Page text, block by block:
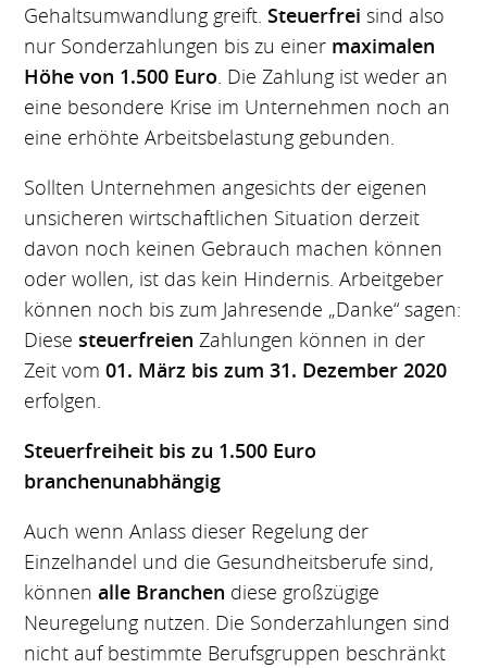
Gehaltsumwandlung greift.Steuerfrei sind also
nur Sonderzahlungen bis zu einer maximalen
Höhe von 1.500 Euro. Die Zahlung ist weder an
eine besondere Krise im Unternehmen noch an
eine erhöhte Arbeitsbelastung gebunden.
Sollten Unternehmen angesichts der eigenen
unsicheren wirtschaftlichen Situation derzeit
davon noch keinen Gebrauch machen können
oder wollen, ist das kein Hindernis. Arbeitgeber
können noch bis zum Jahresende „Danke“ sagen:
Diesesteuerfreien Zahlungen können in der
Zeit vom01. März bis zum 31. Dezember 2020
erfolgen.
Steuerfreiheit bis zu 1.500 Euro
branchenunabhängig
Auch wenn Anlass dieser Regelung der
Einzelhandel und die Gesundheitsberufe sind,
könnenalle Branchen diese großzügige
Neuregelung nutzen. Die Sonderzahlungen sind
nicht auf bestimmte Berufsgruppen beschränkt